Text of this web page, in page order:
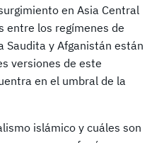
en Asia Central
entre los regímenes de
Saudita y Afganistán están
versiones de este
en el umbral de la
islámico y cuáles son